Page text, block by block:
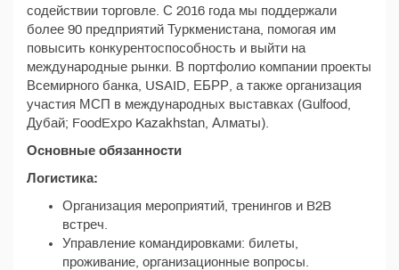
содействии торговле. С 2016 года мы поддержали
более 90 предприятий Туркменистана, помогая им
повысить конкурентоспособность и выйти на
международные рынки. В портфолио компании проекты
Всемирного банка, USAID, ЕБРР, а также организация
участия МСП в международных выставках (Gulfood,
Дубай; FoodExpo Kazakhstan, Алматы).
Основные обязанности
Логистика:
Организация мероприятий, тренингов и B2B
встреч.
Управление командировками: билеты,
проживание, организационные вопросы.